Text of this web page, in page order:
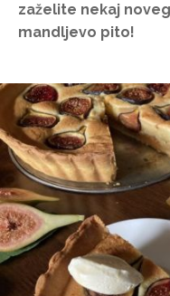
zaželite nekaj
mandljevo pito!